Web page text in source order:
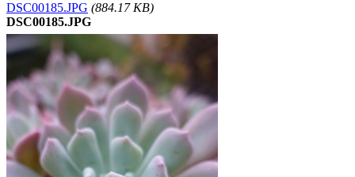
DSC00185.JPG (884.17 KB)
DSC00185.JPG